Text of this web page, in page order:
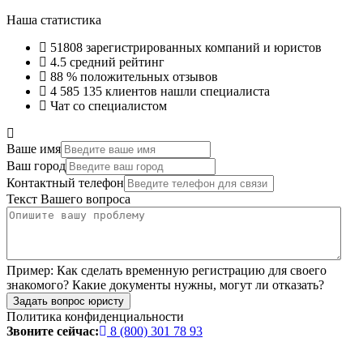
Наша статистика
51808 зарегистрированных компаний и юристов
4.5 средний рейтинг
88 % положительных отзывов
4 585 135 клиентов нашли специалиста
Чат со специалистом
Ваше имя
Ваш город
Контактный телефон
Текст Вашего вопроса
Пример: Как сделать временную регистрацию для своего
знакомого? Какие документы нужны, могут ли отказать?
Задать вопрос юристу
Политика конфиденциальности
Звоните сейчас:
8 (800) 301 78 93